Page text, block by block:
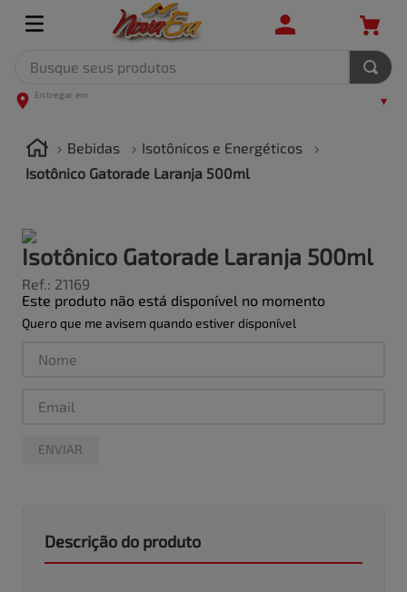
Bebidas
Isotônicos e Energéticos
Isotônico Gatorade Laranja 500ml
Isotônico Gatorade Laranja 500ml
Ref. : 21169
Este produto não está disponível no momento
Quero que me avisem quando estiver disponível
ENVIAR
Descrição do produto
TERMOS MAIS BUSCADOS
2º
5º carne